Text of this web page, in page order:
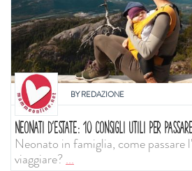
BYREDAZIONE
NEONATI D'ESTATE: 10 CONSIGLI UTILI PER
Neonato in famiglia, come passare
viaggiare?...